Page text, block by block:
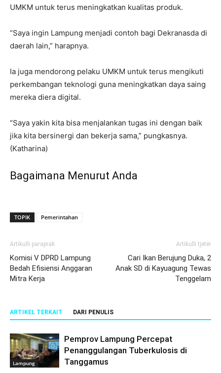
UMKM untuk terus meningkatkan kualitas produk.
“Saya ingin Lampung menjadi contoh bagi Dekranasda di
daerah lain,” harapnya.
Ia juga mendorong pelaku UMKM untuk terus mengikuti
perkembangan teknologi guna meningkatkan daya saing
mereka diera digital.
“Saya yakin kita bisa menjalankan tugas ini dengan baik
jika kita bersinergi dan bekerja sama,” pungkasnya.
(Katharina)
Bagaimana Menurut Anda
TOPIK Pemerintahan
Artikulli paraprak
Komisi V DPRD Lampung
Bedah Efisiensi Anggaran
Mitra Kerja
Artikulli tjetër
Cari Ikan Berujung Duka, 2
Anak SD di Kayuagung Tewas
Tenggelam
ARTIKEL TERKAIT DARI PENULIS
Lampung
Pemprov Lampung Percepat
Penanggulangan Tuberkulosis di
Tanggamus